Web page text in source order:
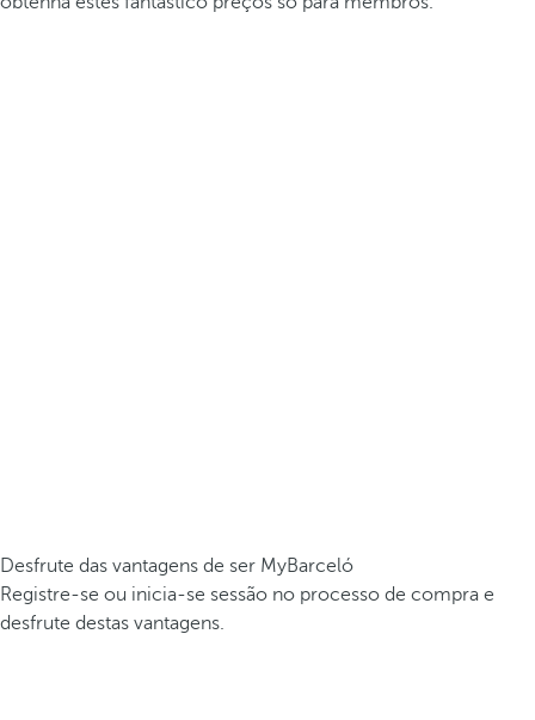
Desfrute das vantagens de ser MyBarceló
Registre-se ou inicia-se sessão no processo de compra e
desfrute destas vantagens.